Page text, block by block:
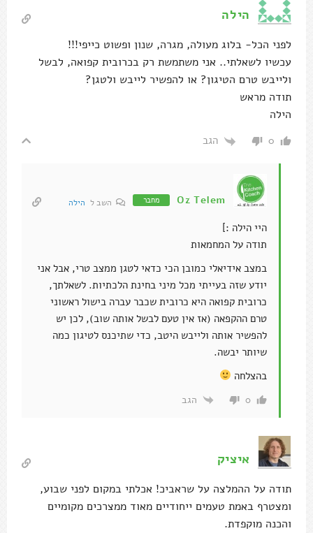
הילה
לפני הכל- בלוג מעולה, מגרה, שנון ופשוט כייפי!!!
עכשיו לשאלתי.. אני משתמשת רק בכרובית קפואה, לבשל
ולייבש טרם הטיגון? או להפשיר לייבש ולטגן?
תודה מראש
הילה
0 הגב
Oz Telem מחבר השב ל הילה
היי הילה :]
תודה על המחמאות
במצב אידיאלי כמובן הכי כדאי לטגן ממצב טרי, אבל אני
יודע שזה בעייתי מכל מיני בחינת הלכתיות. לשאלתך,
כרובית קפואה היא כרובית שכבר עברה בישול ראשוני
טרם ההקפאה (אז אין טעם לבשל אותה שוב), לכן יש
להפשיר אותה ולייבש היטב, כדי שתיכנס לטיגון כמה
שיותר יבשה.
בהצלחה
0 הגב
איציק
תודה על ההמלצה על שראביכ! אכלתי במקום לפני שבוע,
ומצטרף באמת טעמים ייחודיים מאוד ממצרכים מקומיים
והכנה מוקפדת.